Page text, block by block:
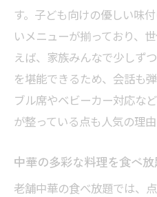
す。子ども向けの優しい味
いメニューが揃っており、
えば、家族みんなで少しず
を堪能できるため、会話も
ブル席やベビーカー対応な
が整っている点も人気の理由
中華の多彩な料理を食べ
老舗中華の食べ放題では、